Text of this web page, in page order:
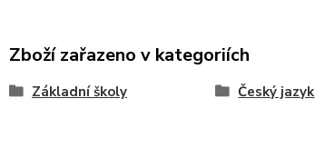
Zboží zařazeno v kategoriích
Základní školy Český jazyk